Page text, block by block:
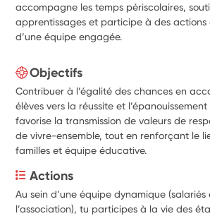
accompagne les temps périscolaires,
apprentissages et participe à des actions
d’une équipe engagée.
Objectifs
Contribuer à l’égalité des chances en
élèves vers la réussite et
favorise la transmission de valeurs de
de vivre-ensemble, tout en renforçant le
familles et équipe éducative.
Actions
Au sein d’une équipe dynamique
l’association), tu participes à la vie des